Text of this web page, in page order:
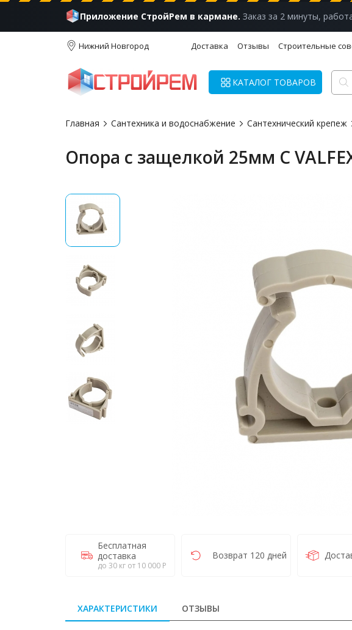
Приложение СтройРем в кармане. Заказ за 2 минуты,
Нижний Новгород Доставка Отзывы Строительные
КАТАЛОГ ТОВАРОВ
Главная Сантехника и водоснабжение Сантехнический крепеж
Опора с защелкой 25мм С
Бесплатная
доставка
до 30 кг от 10 000 Р
Возврат 120 дней
ХАРАКТЕРИСТИКИ ОТЗЫВЫ